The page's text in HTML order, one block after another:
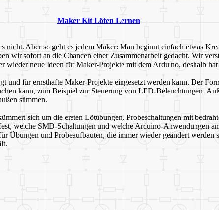
Maker Kit Löten Lernen
Aber so geht es jedem Maker: Man beginnt einfach etwas
wir sofort an die Chancen einer Zusammenarbeit gedacht. Wir
wieder neue Ideen für Maker-Projekte mit dem Arduino, deshalb
und für ernsthafte Maker-Projekte eingesetzt werden kann. Der
kann, zum Beispiel zur Steuerung von LED-Beleuchtungen.
stimmen.
sich um die ersten Lötübungen, Probeschaltungen mit
welche SMD-Schaltungen und welche Arduino-Anwendungen
Übungen und Probeaufbauten, die immer wieder geändert